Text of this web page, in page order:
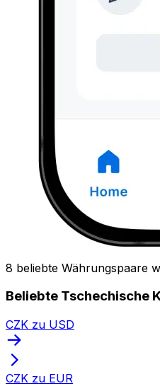
8 beliebte Währungspaare
Beliebte Tschechische
CZK zu USD
CZK zu EUR